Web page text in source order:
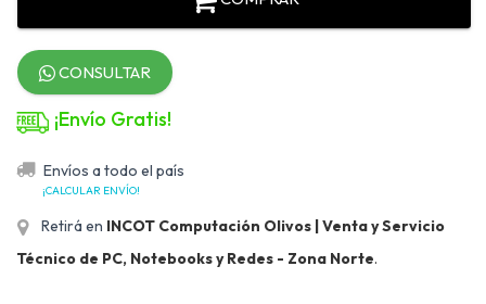
CONSULTAR
¡Envío Gratis!
Envíos a todo el país
¡CALCULAR ENVÍO!
Retirá en INCOT Computación Olivos | Venta y Servicio
Técnico de PC, Notebooks y Redes - Zona Norte.